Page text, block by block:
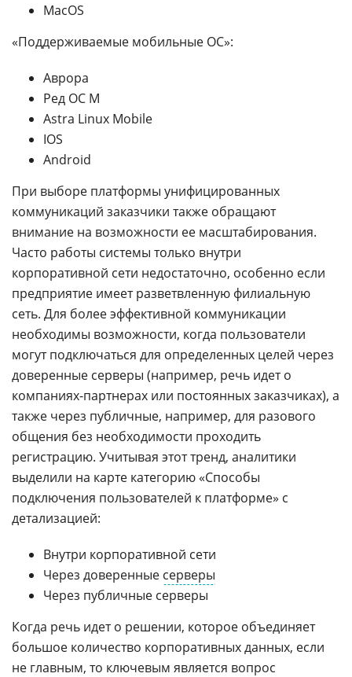
MacOS
«Поддерживаемые мобильные ОС»:
Аврора
Ред ОС М
Astra Linux Mobile
IOS
Android
При выборе платформы унифицированных
коммуникаций заказчики также обращают
внимание на возможности ее масштабирования.
Часто работы системы только внутри
корпоративной сети недостаточно, особенно если
предприятие имеет разветвленную филиальную
сеть. Для более эффективной коммуникации
необходимы возможности, когда пользователи
могут подключаться для определенных целей через
доверенные серверы (например, речь идет о
компаниях-партнерах или постоянных заказчиках), а
также через публичные, например, для разового
общения без необходимости проходить
регистрацию. Учитывая этот тренд, аналитики
выделили на карте категорию «Способы
подключения пользователей к платформе» с
детализацией:
Внутри корпоративной сети
Через доверенные серверы
Через публичные серверы
Когда речь идет о решении, которое объединяет
большое количество корпоративных данных, если
не главным, то ключевым является вопрос